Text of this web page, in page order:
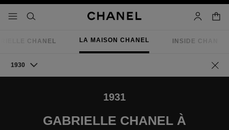
menu principal de navigation
- navigation principale
rechercher mon
panier
CHANEL LA MAISON CHANEL INSIDE CHANEL
1930
1931
GABRIELLE CHANEL À